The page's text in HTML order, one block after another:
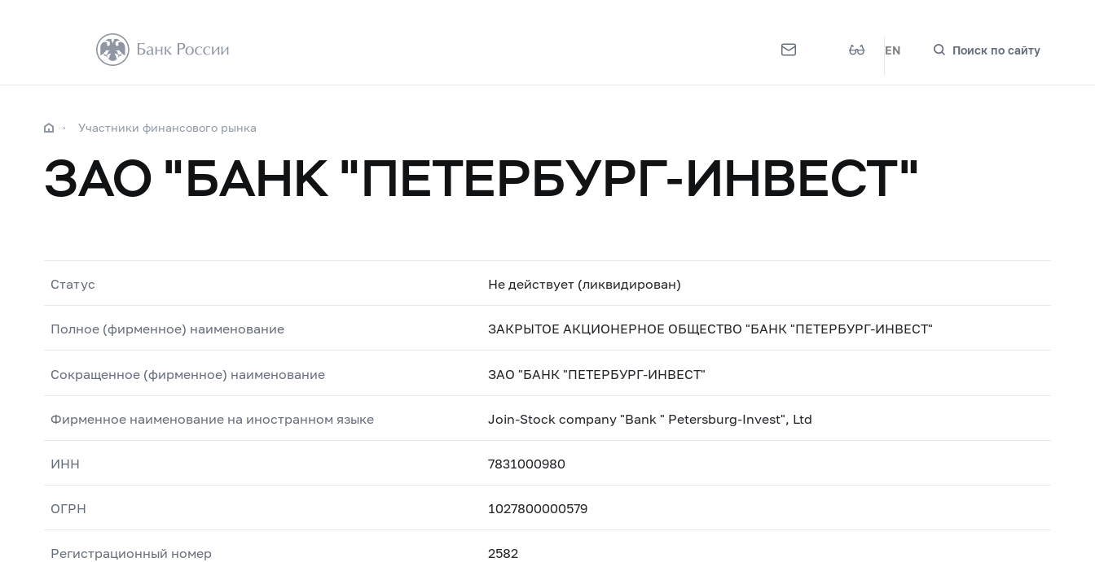
EN Поиск по сайту
Участники финансового рынка
ЗАО "БАНК "ПЕТЕРБУРГ-ИНВЕСТ"
Статус Не действует (ликвидирован)
Полное (фирменное) наименование ЗАКРЫТОЕ АКЦИОНЕРНОЕ ОБЩЕСТВО "БАНК "ПЕТЕРБУРГ-ИНВЕСТ"
Сокращенное (фирменное) наименование ЗАО "БАНК "ПЕТЕРБУРГ-ИНВЕСТ"
Фирменное наименование на иностранном языке Join-Stock company "Bank " Petersburg-Invest", Ltd
ИНН 7831000980
ОГРН 1027800000579
Регистрационный номер 2582